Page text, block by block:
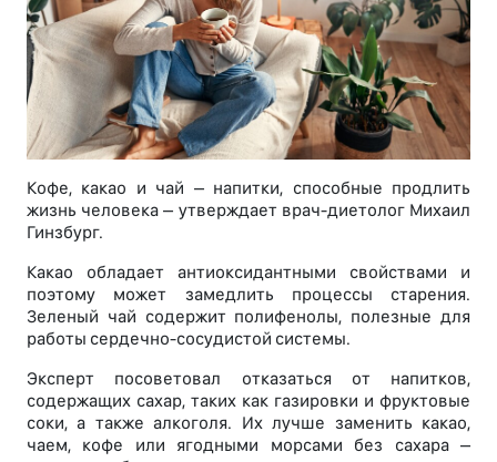
Кофе, какао и чай – напитки, способные продлить
жизнь человека – утверждает врач-диетолог Михаил
Гинзбург.
Какао обладает антиоксидантными свойствами и
поэтому может замедлить процессы старения.
Зеленый чай содержит полифенолы, полезные для
работы сердечно-сосудистой системы.
Эксперт посоветовал отказаться от напитков,
содержащих сахар, таких как газировки и фруктовые
соки, а также алкоголя. Их лучше заменить какао,
чаем, кофе или ягодными морсами без сахара –